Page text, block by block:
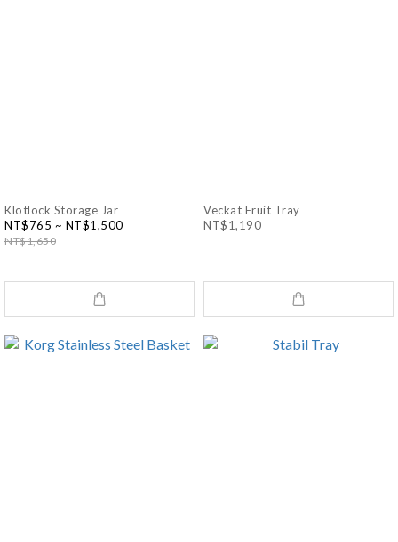
Klotlock Storage Jar
NT$765 ~ NT$1,500
NT$1,650
Veckat Fruit Tray
NT$1,190